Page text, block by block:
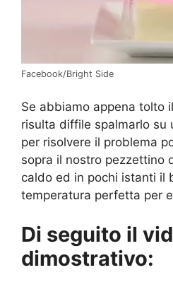
Facebook/Bright Side
Se abbiamo appena tolto
risulta diffile spalmarlo su
per risolvere il problema
sopra il nostro pezzettino
caldo ed in pochi istanti il
temperatura perfetta per
Di seguito il
dimostrativo: